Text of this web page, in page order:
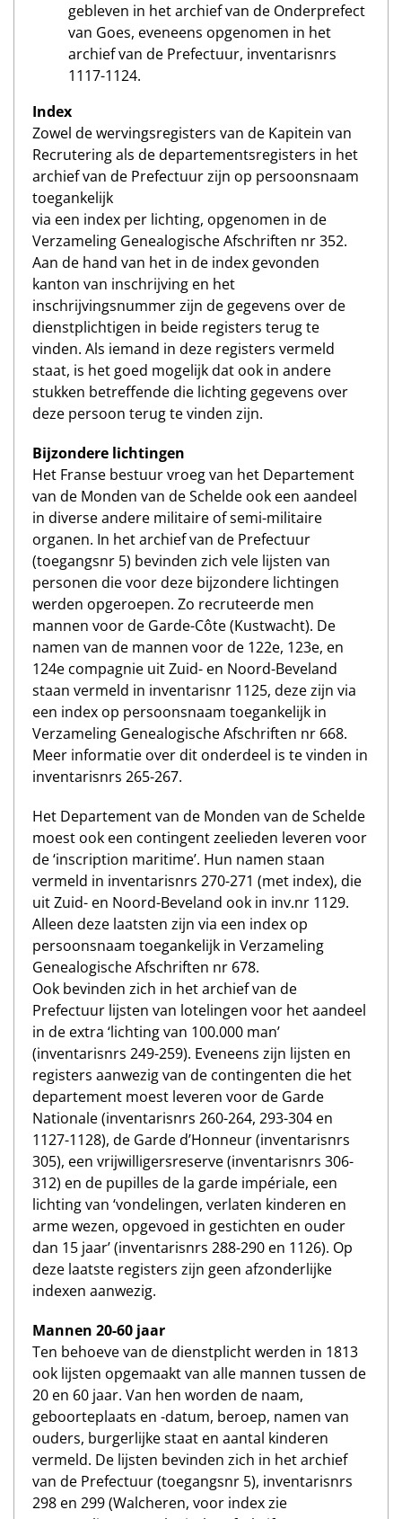
gebleven in het archief van de Onderprefect
van Goes, eveneens opgenomen in het
archief van de Prefectuur, inventarisnrs
1117-1124.
Index
Zowel de wervingsregisters van de Kapitein van
Recrutering als de departementsregisters in het
archief van de Prefectuur zijn op persoonsnaam
toegankelijk
via een index per lichting, opgenomen in de
Verzameling Genealogische Afschriften nr 352.
Aan de hand van het in de index gevonden
kanton van inschrijving en het
inschrijvingsnummer zijn de gegevens over de
dienstplichtigen in beide registers terug te
vinden. Als iemand in deze registers vermeld
staat, is het goed mogelijk dat ook in andere
stukken betreffende die lichting gegevens over
deze persoon terug te vinden zijn.
Bijzondere lichtingen
Het Franse bestuur vroeg van het Departement
van de Monden van de Schelde ook een aandeel
in diverse andere militaire of semi-militaire
organen. In het archief van de Prefectuur
(toegangsnr 5) bevinden zich vele lijsten van
personen die voor deze bijzondere lichtingen
werden opgeroepen. Zo recruteerde men
mannen voor de Garde-Côte (Kustwacht). De
namen van de mannen voor de 122e, 123e, en
124e compagnie uit Zuid- en Noord-Beveland
staan vermeld in inventarisnr 1125, deze zijn via
een index op persoonsnaam toegankelijk in
Verzameling Genealogische Afschriften nr 668.
Meer informatie over dit onderdeel is te vinden in
inventarisnrs 265-267.
Het Departement van de Monden van de Schelde
moest ook een contingent zeelieden leveren voor
de ‘inscription maritime’. Hun namen staan
vermeld in inventarisnrs 270-271 (met index), die
uit Zuid- en Noord-Beveland ook in inv.nr 1129.
Alleen deze laatsten zijn via een index op
persoonsnaam toegankelijk in Verzameling
Genealogische Afschriften nr 678.
Ook bevinden zich in het archief van de
Prefectuur lijsten van lotelingen voor het aandeel
in de extra ‘lichting van 100.000 man’
(inventarisnrs 249-259). Eveneens zijn lijsten en
registers aanwezig van de contingenten die het
departement moest leveren voor de Garde
Nationale (inventarisnrs 260-264, 293-304 en
1127-1128), de Garde d’Honneur (inventarisnrs
305), een vrijwilligersreserve (inventarisnrs 306-
312) en de pupilles de la garde impériale, een
lichting van ‘vondelingen, verlaten kinderen en
arme wezen, opgevoed in gestichten en ouder
dan 15 jaar’ (inventarisnrs 288-290 en 1126). Op
deze laatste registers zijn geen afzonderlijke
indexen aanwezig.
Mannen 20-60 jaar
Ten behoeve van de dienstplicht werden in 1813
ook lijsten opgemaakt van alle mannen tussen de
20 en 60 jaar. Van hen worden de naam,
geboorteplaats en -datum, beroep, namen van
ouders, burgerlijke staat en aantal kinderen
vermeld. De lijsten bevinden zich in het archief
van de Prefectuur (toegangsnr 5), inventarisnrs
298 en 299 (Walcheren, voor index zie